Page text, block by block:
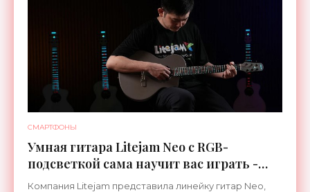
СМАРТФОНЫ
Умная гитара Litejam Neo с RGB-
подсветкой сама научит вас играть -
«Гаджеты»
Компания Litejam представила линейку гитар Neo,